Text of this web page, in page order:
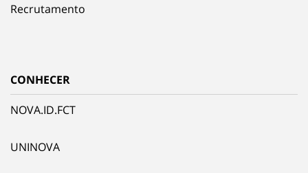
Recrutamento
CONHECER
NOVA.ID.FCT
UNINOVA